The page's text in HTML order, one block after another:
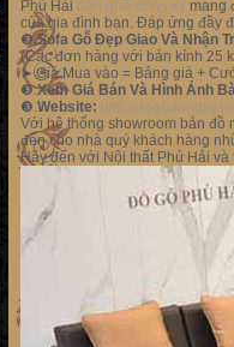
Phú Hải
mang
của gia đình bạn. Đáp ứng đầy
❸.Sofa Gỗ Đẹp Giao Và Nhận
(Các đơn hàng với bán kính 25
➤ Giá Mua vào = Bảng giá +
❸.Xem Giá Bán Và Hình Ảnh
❸.Website:
Với hệ thống showroom bán đồ
đến cho nhà quý khách hàng
Hãy đến với Nội thất Phú Hải